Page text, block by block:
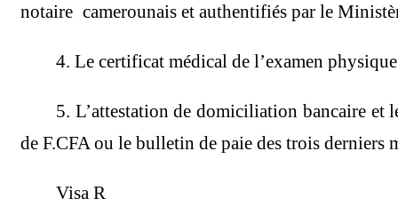
notaire camerounais et authentifiés par le
4. Le certificat médical de l’examen
5. L’attestation de domiciliation bancaire
de F.CFA ou le bulletin de paie des trois
Visa R